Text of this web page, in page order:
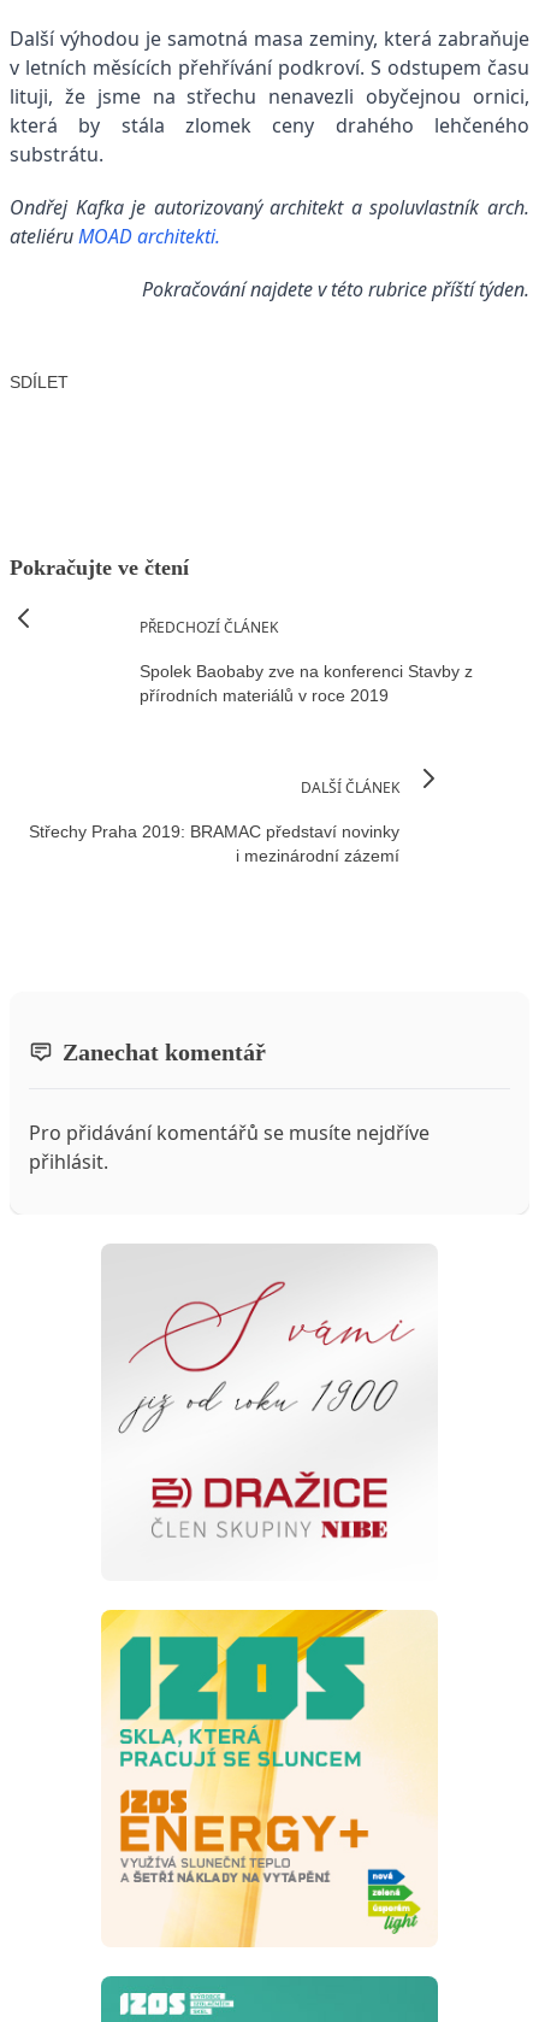
Další výhodou je samotná masa zeminy, která zabraňuje
v letních měsících přehřívání podkroví. S odstupem času
lituji, že jsme na střechu nenavezli obyčejnou ornici,
která by stála zlomek ceny drahého lehčeného
substrátu.
Ondřej Kafka je autorizovaný architekt a spoluvlastník arch.
ateliéruMOAD architekti.
Pokračování najdete v této rubrice příští týden.
SDÍLET
Pokračujte ve čtení
PŘEDCHOZÍ ČLÁNEK
Spolek Baobaby zve na konferenci Stavby z
přírodních materiálů v roce 2019
DALŠÍ ČLÁNEK
Střechy Praha 2019: BRAMAC představí novinky
i mezinárodní zázemí
Zanechat komentář
Pro přidávání komentářů se musíte nejdříve
přihlásit.